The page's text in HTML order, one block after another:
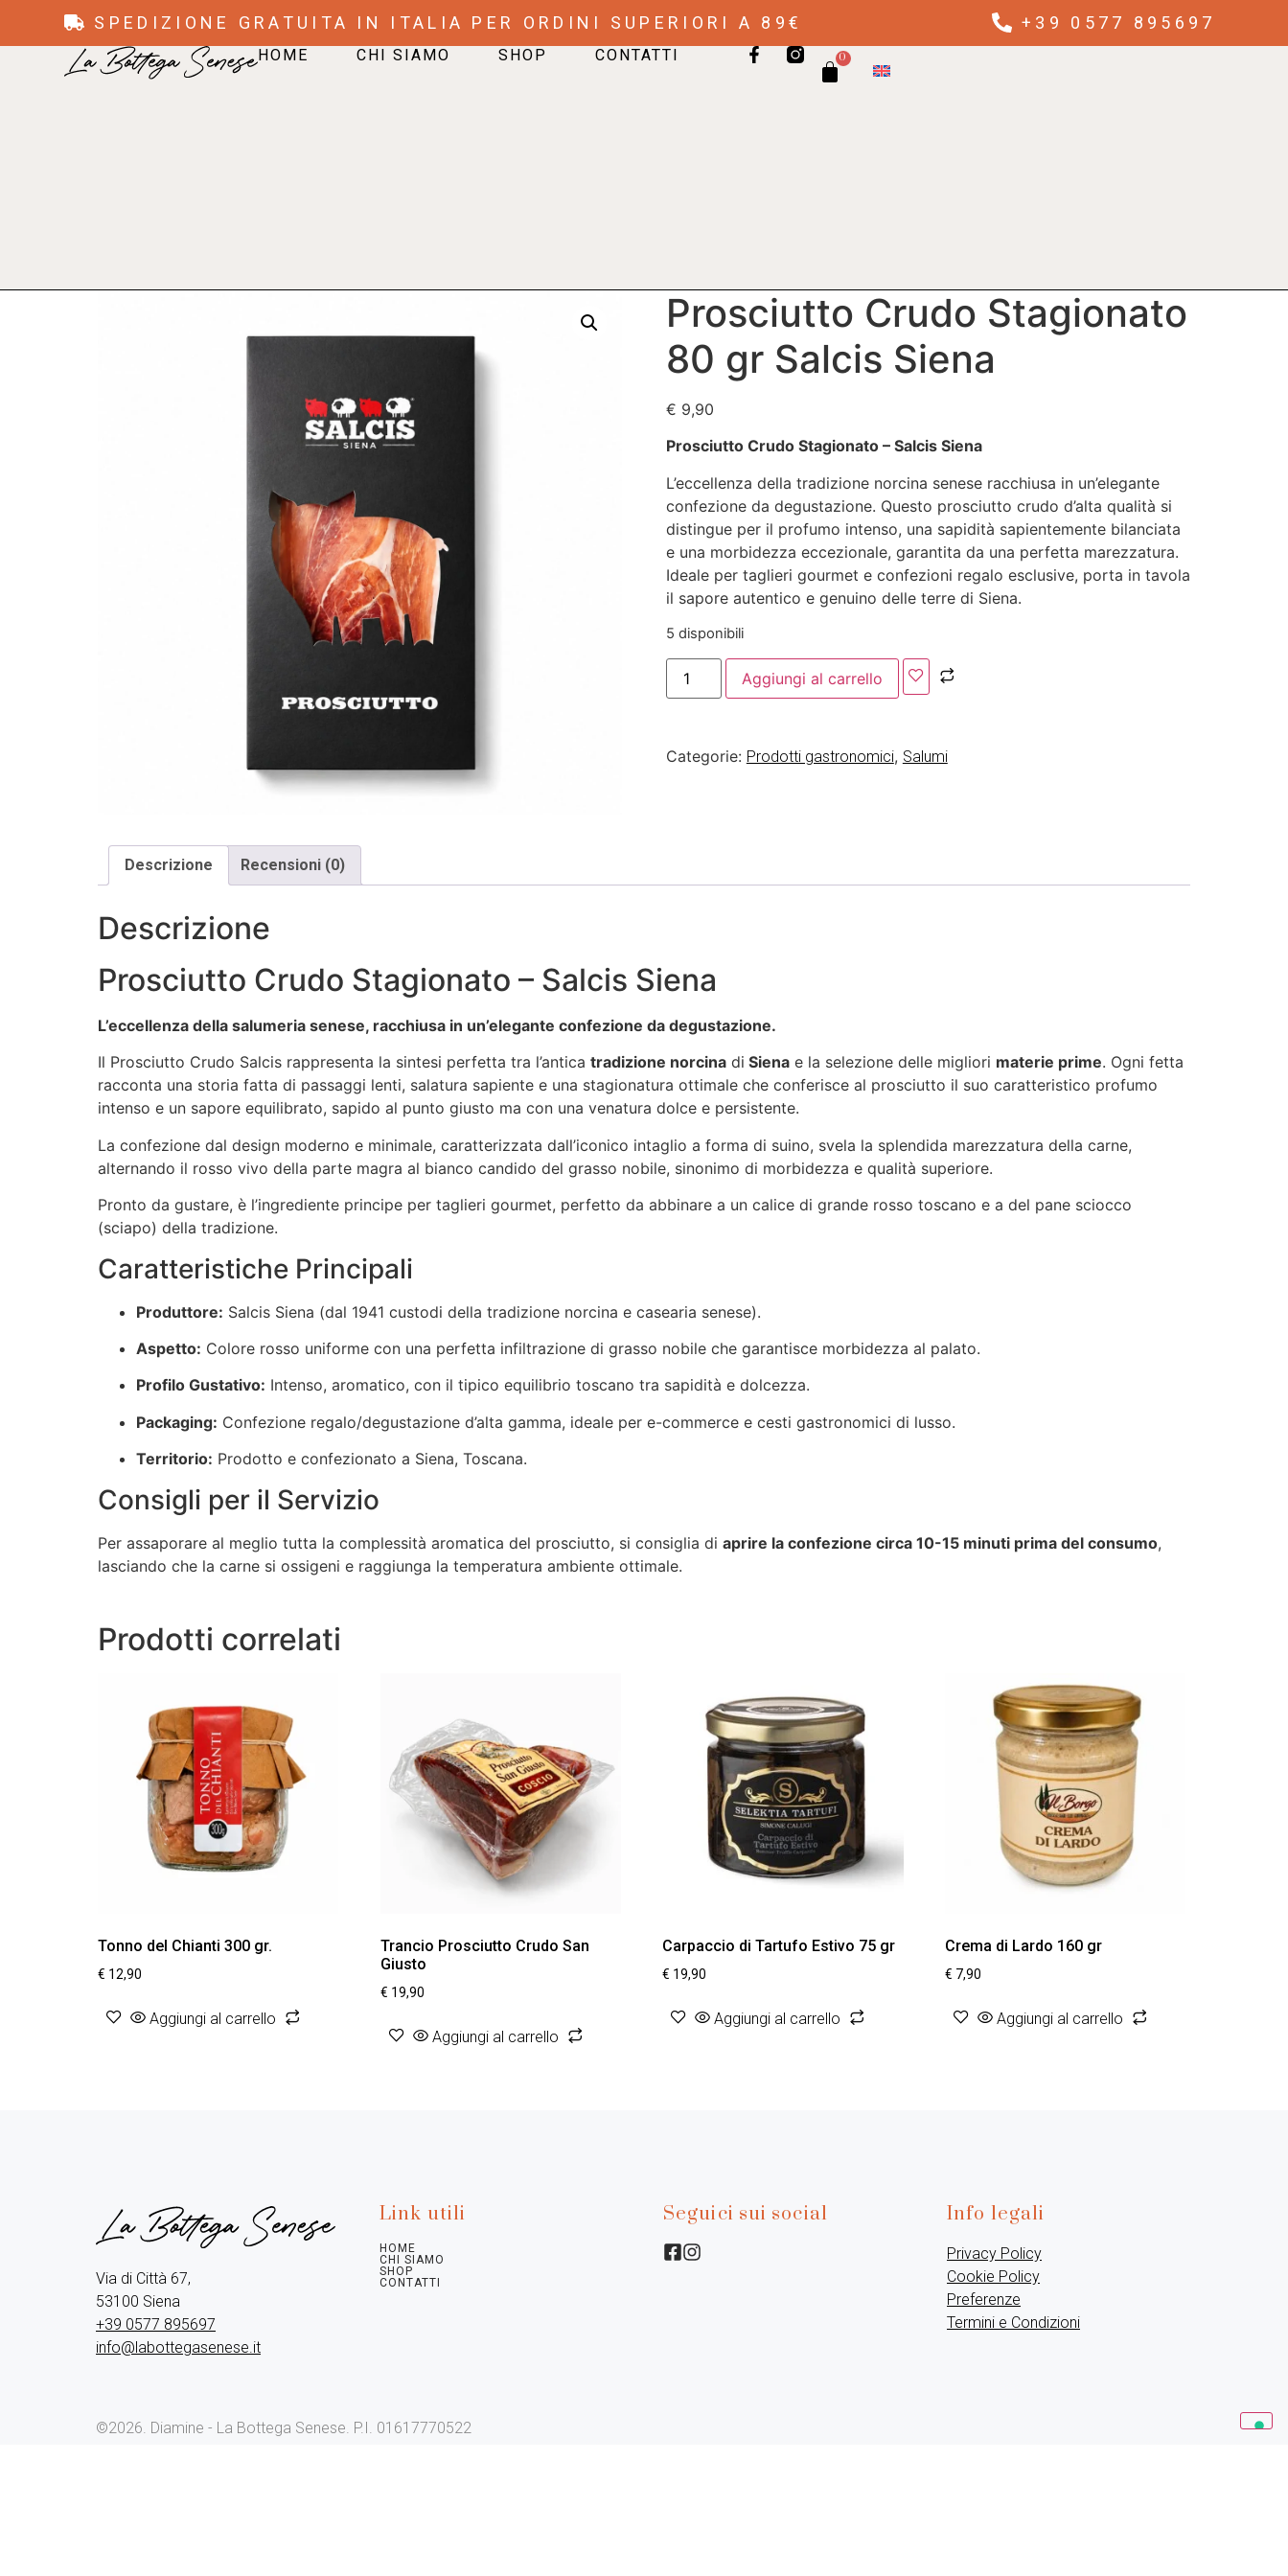
SPEDIZIONE GRATUITA IN ITALIA PER ORDINI SUPERIORI A 89€ +39 0577 895697
HOME CHI SIAMO SHOP CONTATTI 0
Prosciutto Crudo Stagionato
80 gr Salcis Siena
€ 9,90
Prosciutto Crudo Stagionato – Salcis Siena
L’eccellenza della tradizione norcina senese racchiusa in un’elegante
confezione da degustazione. Questo prosciutto crudo d’alta qualità si
distingue per il profumo intenso, una sapidità sapientemente bilanciata
e una morbidezza eccezionale, garantita da una perfetta marezzatura.
Ideale per taglieri gourmet e confezioni regalo esclusive, porta in tavola
il sapore autentico e genuino delle terre di Siena.
5 disponibili
Aggiungi al carrello
Categorie: Prodotti gastronomici, Salumi
Descrizione Recensioni (0)
Descrizione
Prosciutto Crudo Stagionato – Salcis Siena
L’eccellenza della salumeria senese, racchiusa in un’elegante confezione da degustazione.
Il Prosciutto Crudo Salcis rappresenta la sintesi perfetta tra l’antica tradizione norcina di Siena e la selezione delle migliori materie prime. Ogni fetta
racconta una storia fatta di passaggi lenti, salatura sapiente e una stagionatura ottimale che conferisce al prosciutto il suo caratteristico profumo
intenso e un sapore equilibrato, sapido al punto giusto ma con una venatura dolce e persistente.
La confezione dal design moderno e minimale, caratterizzata dall’iconico intaglio a forma di suino, svela la splendida marezzatura della carne,
alternando il rosso vivo della parte magra al bianco candido del grasso nobile, sinonimo di morbidezza e qualità superiore.
Pronto da gustare, è l’ingrediente principe per taglieri gourmet, perfetto da abbinare a un calice di grande rosso toscano e a del pane sciocco
(sciapo) della tradizione.
Caratteristiche Principali
Produttore: Salcis Siena (dal 1941 custodi della tradizione norcina e casearia senese).
Aspetto: Colore rosso uniforme con una perfetta infiltrazione di grasso nobile che garantisce morbidezza al palato.
Profilo Gustativo: Intenso, aromatico, con il tipico equilibrio toscano tra sapidità e dolcezza.
Packaging: Confezione regalo/degustazione d’alta gamma, ideale per e-commerce e cesti gastronomici di lusso.
Territorio: Prodotto e confezionato a Siena, Toscana.
Consigli per il Servizio
Per assaporare al meglio tutta la complessità aromatica del prosciutto, si consiglia di aprire la confezione circa 10-15 minuti prima del consumo,
lasciando che la carne si ossigeni e raggiunga la temperatura ambiente ottimale.
Prodotti correlati
Tonno del Chianti 300 gr.
€ 12,90
Aggiungi al carrello
Trancio Prosciutto Crudo San
Giusto
€ 19,90
Aggiungi al carrello
Carpaccio di Tartufo Estivo 75 gr
€ 19,90
Aggiungi al carrello
Crema di Lardo 160 gr
€ 7,90
Aggiungi al carrello
Via di Città 67,
+39 0577 895697
info@labottegasenese.it
Link utili
HOME
CHI SIAMO
SHOP
CONTATTI
Seguici sui social Info legali
Privacy Policy
Cookie Policy
Preferenze
Termini e Condizioni
©2026. Diamine - La Bottega Senese. P.I. 01617770522